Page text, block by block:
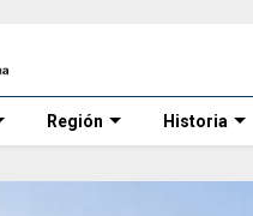
Región Historia